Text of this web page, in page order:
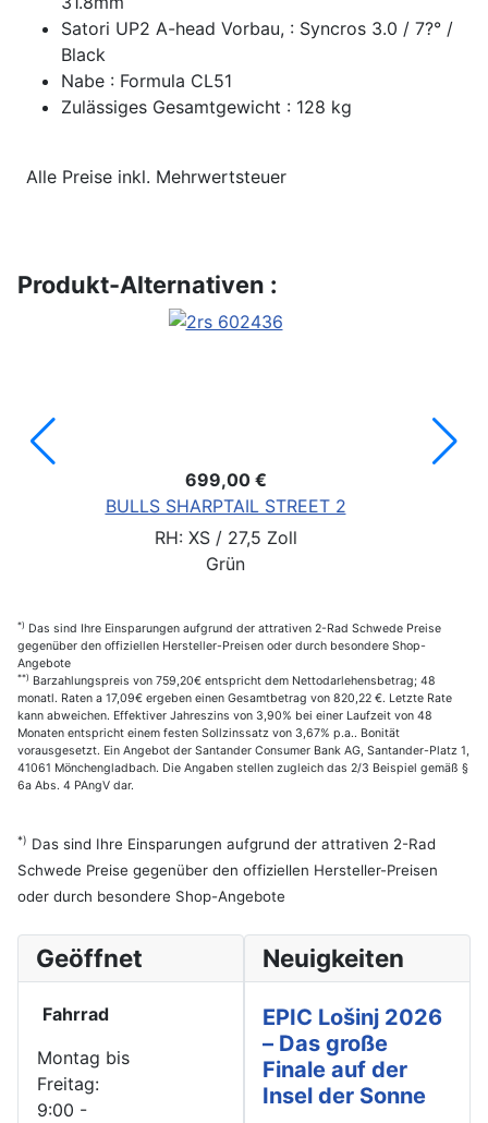
Satori UP2 A-head Vorbau, : Syncros 3.0 / 7?° /
Black
Nabe : Formula CL51
Zulässiges Gesamtgewicht : 128 kg
Alle Preise inkl. Mehrwertsteuer
Produkt-Alternativen :
STREET 2
*) Das sind Ihre Einsparungen aufgrund der attrativen 2-Rad Schwede Preise
gegenüber den offiziellen Hersteller-Preisen oder durch besondere Shop-
Angebote
**) Barzahlungspreis von 759,20€ entspricht dem Nettodarlehensbetrag; 48
monatl. Raten a 17,09€ ergeben einen Gesamtbetrag von 820,22 €. Letzte Rate
kann abweichen. Effektiver Jahreszins von 3,90% bei einer Laufzeit von 48
Monaten entspricht einem festen Sollzinssatz von 3,67% p.a.. Bonität
vorausgesetzt. Ein Angebot der Santander Consumer Bank AG, Santander-Platz 1,
41061 Mönchengladbach. Die Angaben stellen zugleich das 2/3 Beispiel gemäß §
6a Abs. 4 PAngV dar.
*) Das sind Ihre Einsparungen aufgrund der attrativen 2-Rad
Schwede Preise gegenüber den offiziellen Hersteller-Preisen
oder durch besondere Shop-Angebote
Geöffnet
Fahrrad
Montag bis
Freitag:
9:00 -
Neuigkeiten
EPIC Lošinj 2026
– Das große
Finale auf der
Insel der Sonne